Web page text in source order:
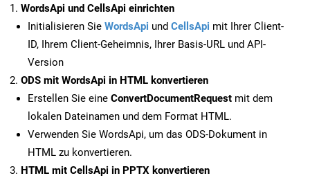
WordsApi und CellsApi einrichten
Initialisieren Sie WordsApi und CellsApi mit Ihrer Client-
ID, Ihrem Client-Geheimnis, Ihrer Basis-URL und API-
Version
ODS mit WordsApi in HTML konvertieren
Erstellen Sie eine ConvertDocumentRequest mit dem
lokalen Dateinamen und dem Format HTML.
Verwenden Sie WordsApi, um das ODS-Dokument in
HTML zu konvertieren.
HTML mit CellsApi in PPTX konvertieren